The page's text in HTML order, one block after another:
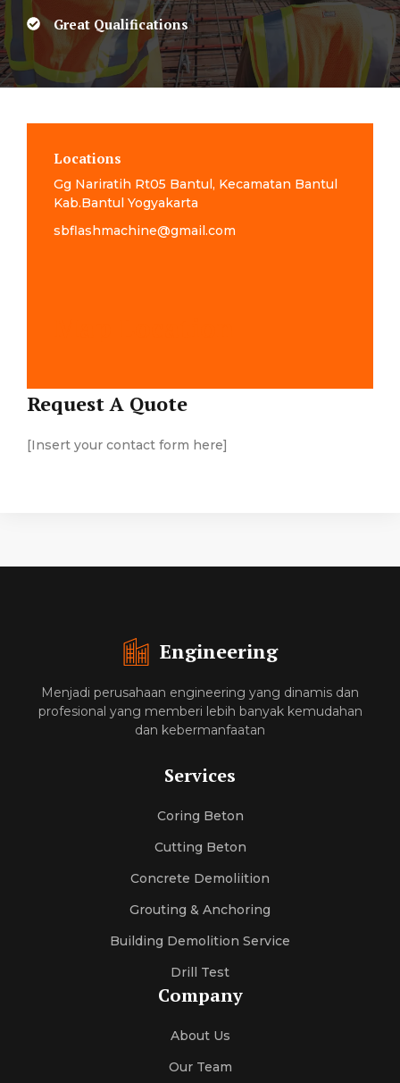
Great Qualifications
Locations
Gg Nariratih Rt05 Bantul, Kecamatan Bantul
Kab.Bantul Yogyakarta
sbflashmachine@gmail.com
Request A Quote
[Insert your contact form here]
Engineering
Menjadi perusahaan engineering yang dinamis dan
profesional yang memberi lebih banyak kemudahan
dan kebermanfaatan
Services
Coring Beton
Cutting Beton
Concrete Demoliition
Grouting & Anchoring
Building Demolition Service
Drill Test
Company
About Us
Our Team